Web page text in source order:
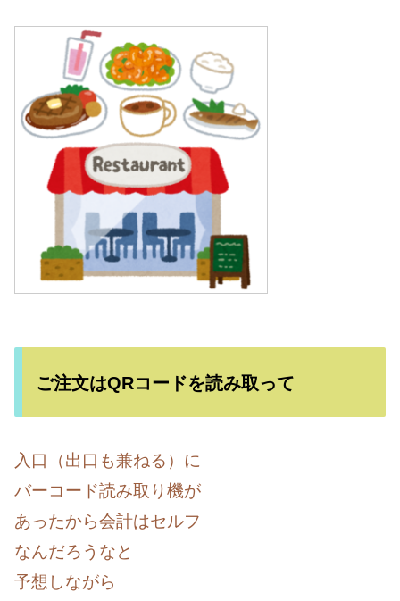
ご注文はQRコードを読み取って
入口（出口も兼ねる）に
バーコード読み取り機が
あったから会計はセルフ
なんだろうなと
予想しながら